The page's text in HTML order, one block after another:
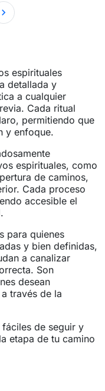

espirituales
detallada y
a cualquier
Cada ritual
permitiendo que
y enfoque.
espirituales, como
de caminos,
Cada proceso
accesible el
para quienes
y bien definidas,
a canalizar
Son
desean
través de la
de seguir y
etapa de tu camino